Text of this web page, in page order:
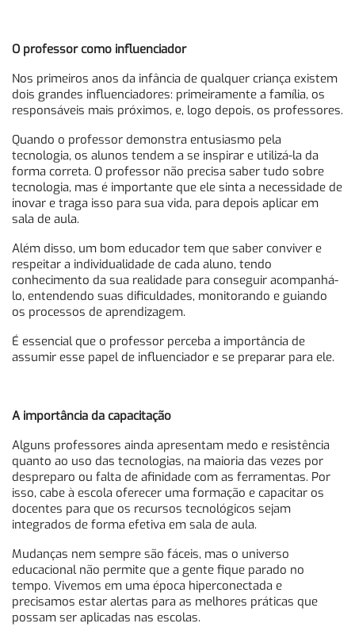
O professor como influenciador
Nos primeiros anos da infância de qualquer criança existem
dois grandes influenciadores: primeiramente a família, os
responsáveis mais próximos, e, logo depois, os professores.
Quando o professor demonstra entusiasmo pela
tecnologia, os alunos tendem a se inspirar e utilizá-la da
forma correta. O professor não precisa saber tudo sobre
tecnologia, mas é importante que ele sinta a necessidade de
inovar e traga isso para sua vida, para depois aplicar em
sala de aula.
Além disso, um bom educador tem que saber conviver e
respeitar a individualidade de cada aluno, tendo
conhecimento da sua realidade para conseguir acompanhá-
lo, entendendo suas dificuldades, monitorando e guiando
os processos de aprendizagem.
É essencial que o professor perceba a importância de
assumir esse papel de influenciador e se preparar para ele.
A importância da capacitação
Alguns professores ainda apresentam medo e resistência
quanto ao uso das tecnologias, na maioria das vezes por
despreparo ou falta de afinidade com as ferramentas. Por
isso, cabe à escola oferecer uma formação e capacitar os
docentes para que os recursos tecnológicos sejam
integrados de forma efetiva em sala de aula.
Mudanças nem sempre são fáceis, mas o universo
educacional não permite que a gente fique parado no
tempo. Vivemos em uma época hiperconectada e
precisamos estar alertas para as melhores práticas que
possam ser aplicadas nas escolas.